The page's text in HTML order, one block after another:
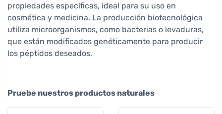
propiedades específicas, ideal para su uso en
cosmética y medicina. La producción biotecnológica
utiliza microorganismos, como bacterias o levaduras,
que están modificados genéticamente para producir
los péptidos deseados.
Pruebe nuestros productos naturales